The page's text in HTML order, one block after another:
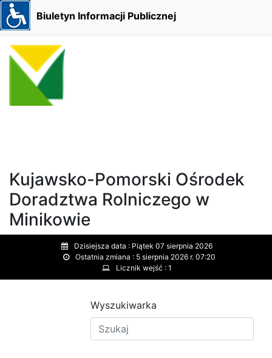
Biuletyn Informacji Publicznej
Kujawsko-Pomorski Ośrodek
Doradztwa Rolniczego w
Minikowie
Dzisiejsza data : Piątek 07 sierpnia 2026
Ostatnia zmiana : 5 sierpnia 2026 r. 07:20
Licznik wejść : 1
Wyszukiwarka